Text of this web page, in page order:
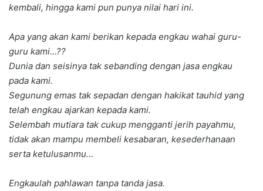
kembali, hingga kami pun punya nilai hari ini.
Apa yang akan kami berikan kepada engkau wahai guru-
guru kami…??
Dunia dan seisinya tak sebanding dengan jasa engkau
pada kami.
Segunung emas tak sepadan dengan hakikat tauhid yang
telah engkau ajarkan kepada kami.
Selembah mutiara tak cukup mengganti jerih payahmu,
tidak akan mampu membeli kesabaran, kesederhanaan
serta ketulusanmu…
Engkaulah pahlawan tanpa tanda jasa.